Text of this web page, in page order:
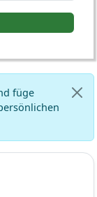
füge